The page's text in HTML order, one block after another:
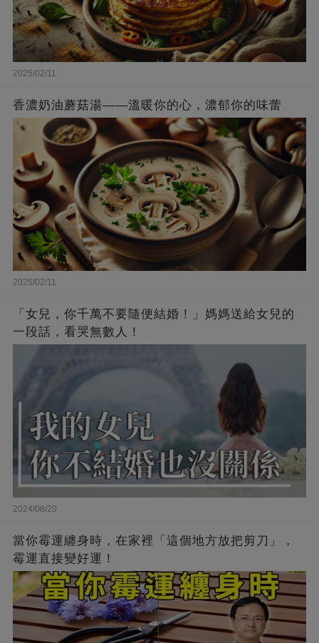
2025/02/11
香濃奶油蘑菇湯——溫暖你的心，濃郁你的味蕾
2025/02/11
「女兒，你千萬不要隨便結婚！」媽媽送給女兒的
一段話，看哭無數人！
2024/08/20
當你霉運纏身時，在家裡「這個地方放把剪刀」，
霉運直接變好運！